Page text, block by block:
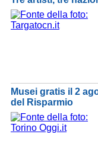
Musei gratis il 2
del Risparmio